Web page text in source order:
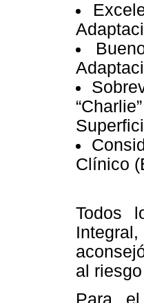
Clínico
Todos
al
Para